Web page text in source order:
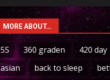
MORE ABOUT…
5S 360 graden 420 day
asian
back to sleep